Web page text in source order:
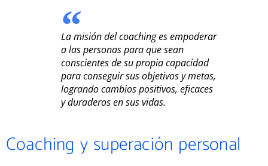
La misión del coaching es empoderar
a las personas para que sean
conscientes de su propia capacidad
para conseguir sus objetivos y metas,
logrando cambios positivos, eficaces
y duraderos en sus vidas.
Coaching y superación personal